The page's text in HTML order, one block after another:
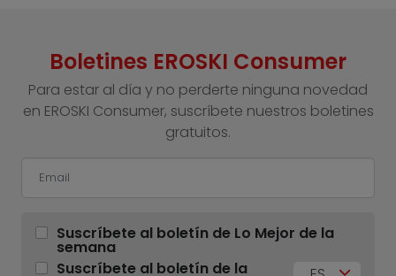
Boletines EROSKI Consumer
Para estar al día y no perderte ninguna novedad
en EROSKI Consumer, suscríbete nuestros boletines
gratuitos.
Suscríbete al boletín de Lo Mejor de la
semana
Suscríbete al boletín de la